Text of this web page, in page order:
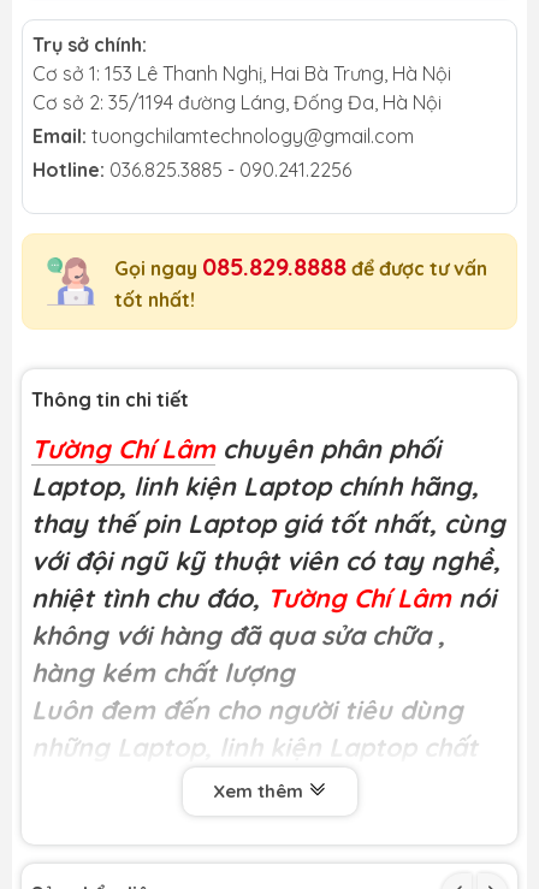
Trụ sở chính:
Cơ sở 1: 153 Lê Thanh Nghị, Hai Bà Trưng, Hà Nội
Cơ sở 2: 35/1194 đường Láng, Đống Đa, Hà Nội
Email: tuongchilamtechnology@gmail.com
Hotline: 036.825.3885 - 090.241.2256
Gọi ngay 085.829.8888 để được tư vấn
tốt nhất!
Thông tin chi tiết
Tường Chí Lâm chuyên phân phối
Laptop, linh kiện Laptop chính hãng,
thay thế pin Laptop giá tốt nhất, cùng
với đội ngũ kỹ thuật viên có tay nghề,
nhiệt tình chu đáo, Tường Chí Lâm nói
không với hàng đã qua sửa chữa ,
hàng kém chất lượng
Luôn đem đến cho người tiêu dùng
những Laptop, linh kiện Laptop chất
Miễn phí công thay tạiTường Chí Lâm
Khách hàng có thể trực tiếp xem kĩ
Xem thêm